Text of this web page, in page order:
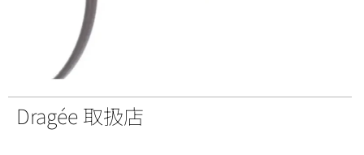
Dragée 取扱店